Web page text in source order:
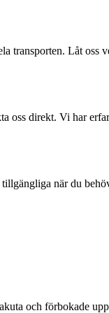
transporten. Låt oss
oss direkt. Vi har
när du
och förbokade